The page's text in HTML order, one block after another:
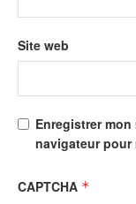
Site web
Enregistrer
navigateur pour
CAPTCHA *